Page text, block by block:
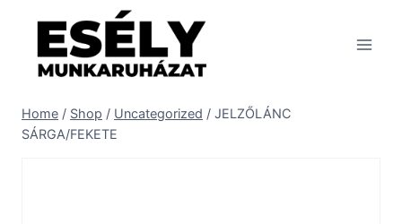
content
Home / Shop / Uncategorized / JELZŐLÁNC
SÁRGA/FEKETE